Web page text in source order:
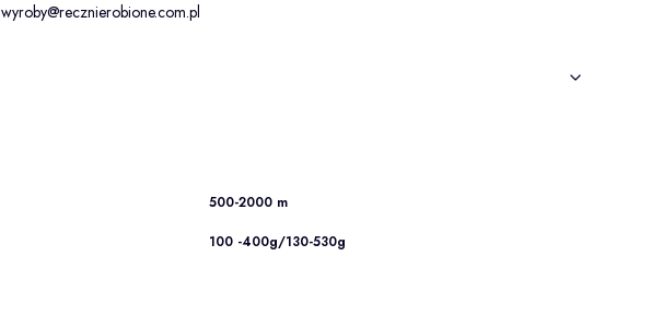
wyroby@recznierobione.com.pl
500-2000 m
100 -400g/130-530g